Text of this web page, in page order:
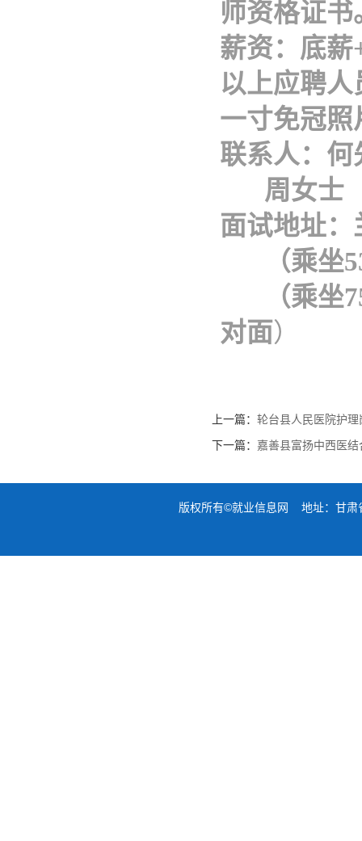
师资格证书
薪资：底薪
以上应聘
一寸免冠照
联系人：何
周女士
面试地址
（乘坐
（乘坐
对面）
上一篇： 轮台县人民医院护理
下一篇： 嘉善县富扬中西医结
版权所有©就业信息网 地址：甘